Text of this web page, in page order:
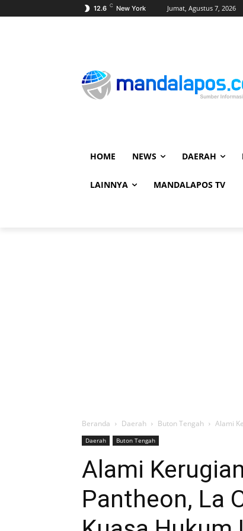
12.6 C New York Jumat, Agustus 7, 2026
HOME NEWS DAERAH
LAINNYA MANDALAPOS TV
Beranda Daerah Buton Tengah Alami
Daerah Buton Tengah
Alami
Pantheon, La